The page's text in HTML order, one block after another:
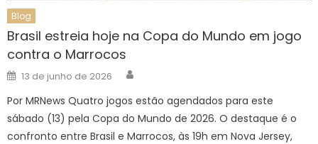
Blog
Brasil estreia hoje na Copa do Mundo em jogo
contra o Marrocos
Posted
on
13 de junho de 2026
Por MRNews Quatro jogos estão agendados para este
sábado (13) pela Copa do Mundo de 2026. O destaque é o
confronto entre Brasil e Marrocos, às 19h em Nova Jersey,